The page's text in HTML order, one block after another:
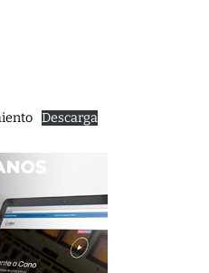
Descarga